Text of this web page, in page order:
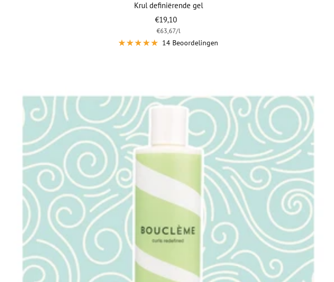
Krul definiërende gel
Vraagprijs
€19,10
€63,67/l
14 Beoordelingen